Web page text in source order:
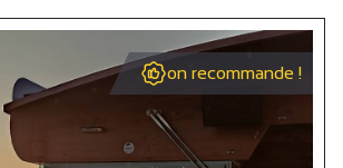
on recommande !